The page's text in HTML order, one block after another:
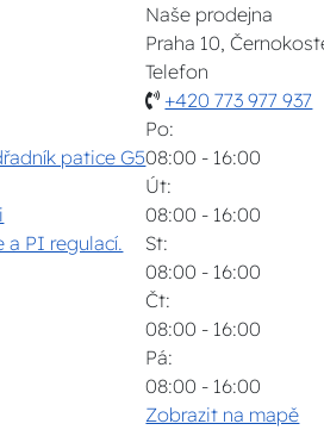
patice G5
a PI regulací.
Naše prodejna
Praha 10,
Telefon
+420 773 977 937
Po:
08:00 - 16:00
Út:
08:00 - 16:00
St:
08:00 - 16:00
Čt:
08:00 - 16:00
Pá:
08:00 - 16:00
Zobrazit na mapě